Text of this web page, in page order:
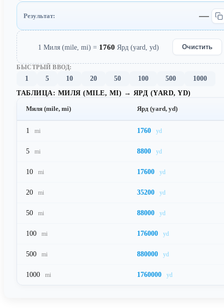
Результат:
1 Миля (mile, mi) = 1760 Ярд (yard, yd) Очистить
БЫСТРЫЙ ВВОД:
1 5 10 20 50 100 500
1000
ТАБЛИЦА: МИЛЯ (MILE, MI) → ЯРД (YARD, YD)
Миля (mile, mi) Ярд (yard, yd)
1 mi 1760 yd
5 mi 8800 yd
10 mi 17600 yd
20 mi 35200 yd
50 mi 88000 yd
100 mi 176000 yd
500 mi 880000 yd
1000 mi 1760000 yd